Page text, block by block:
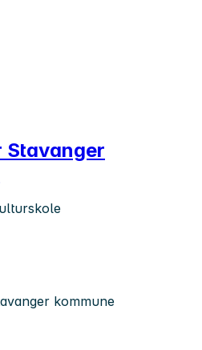
Stavanger
kommune